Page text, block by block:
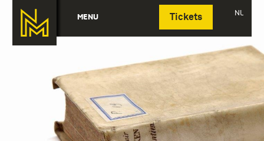
MENU Tickets NL
Deutsch